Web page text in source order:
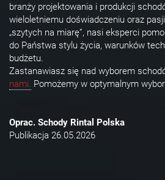
branży projektowania i produkcji
wieloletniemu doświadczeniu oraz
„szytych na miarę”, nasi eksperci
do Państwa stylu życia, warunków
budżetu.
Zastanawiasz się nad wyborem
nami. Pomożemy w optymalnym
Oprac. Schody Rintal Polska
Publikacja 26.05.2026